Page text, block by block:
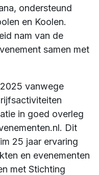
ondersteund
en Koolen.
nam van de
samen met
vanwege
in goed overleg
Dit
25 jaar ervaring
en evenementen
met Stichting